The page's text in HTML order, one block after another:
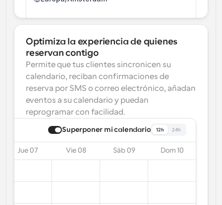
Optimiza la experiencia de quienes
reservan contigo
Permite que tus clientes sincronicen su
calendario, reciban confirmaciones de
reserva por SMS o correo electrónico, añadan
eventos a su calendario y puedan
reprogramar con facilidad.
Superponer mi calendario 12h 24h
Jue 07 Vie 08 Sáb 09 Dom 10